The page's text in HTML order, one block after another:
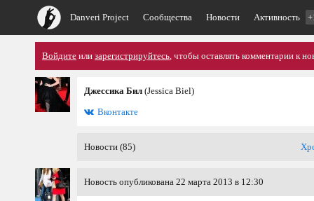
Danveri Project Сообщества Новости Активность
Войдите или зарегистрируйтесь, чтобы оставлять комментарии к
Джессика Бил (Jessica Biel)
Вконтакте
Новости (85)
Новость опубликована 22 марта 2013 в 12:30